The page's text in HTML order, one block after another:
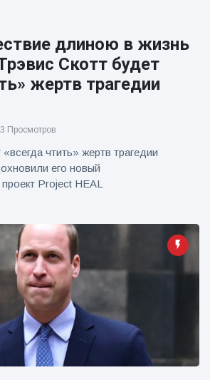
длиною в жизнь
Скотт будет
жертв трагедии
Просмотров
чтить» жертв трагедии
его новый
Project HEAL